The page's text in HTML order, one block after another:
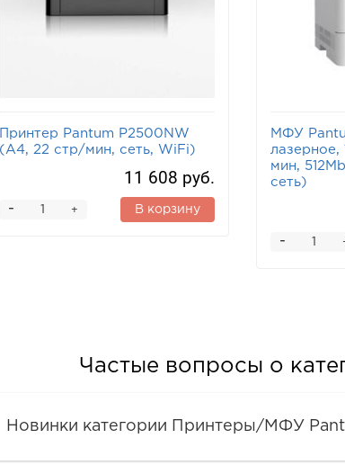
Принтер Pantum P2500NW
(А4, 22 стр/мин, сеть, WiFi)
11 608 руб.
+
- В корзину
МФУ
мин,
сеть)
-
Частые вопросы о
Новинки категории Принтеры/МФУ